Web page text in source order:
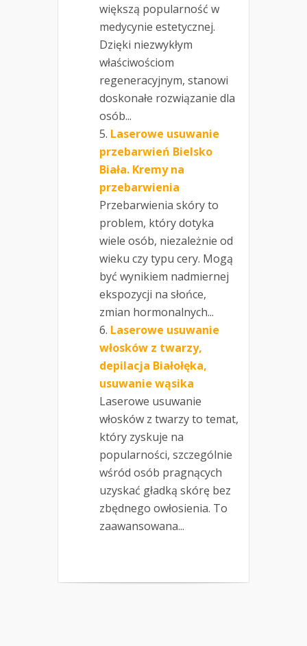
większą popularność w
medycynie estetycznej.
Dzięki niezwykłym
właściwościom
regeneracyjnym, stanowi
doskonałe rozwiązanie dla
osób...
Laserowe usuwanie
przebarwień Bielsko
Biała. Kremy na
przebarwienia
Przebarwienia skóry to
problem, który dotyka
wiele osób, niezależnie od
wieku czy typu cery. Mogą
być wynikiem nadmiernej
ekspozycji na słońce,
zmian hormonalnych...
Laserowe usuwanie
włosków z twarzy,
depilacja Białołęka,
usuwanie wąsika
Laserowe usuwanie
włosków z twarzy to temat,
który zyskuje na
popularności, szczególnie
wśród osób pragnących
uzyskać gładką skórę bez
zbędnego owłosienia. To
zaawansowana...